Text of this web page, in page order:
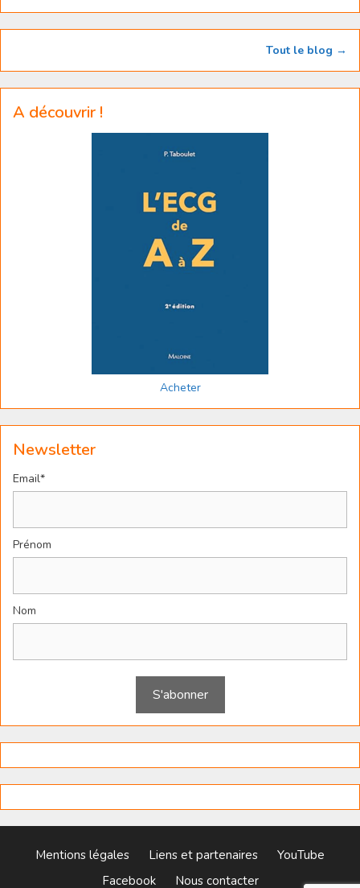
Tout le blog →
A découvrir !
Acheter
Newsletter
Email*
Prénom
Nom
Mentions légales Liens et partenaires
YouTube
Facebook
Nous contacter